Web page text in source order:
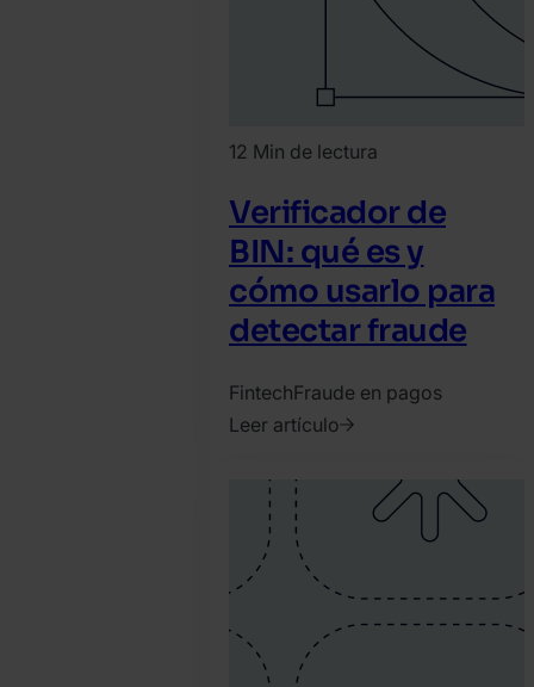
12 Min de lectura
Verificador de
BIN: qué es y
cómo usarlo para
detectar fraude
FintechFraude en pagos
Leer artículo
noviembre
David
Martinez